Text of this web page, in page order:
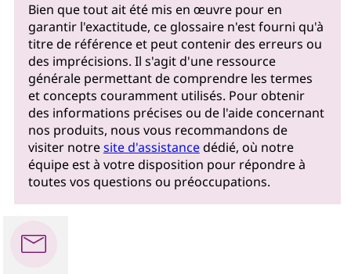
Bien que tout ait été mis en œuvre pour en
garantir l'exactitude, ce glossaire n'est fourni qu'à
titre de référence et peut contenir des erreurs ou
des imprécisions. Il s'agit d'une ressource
générale permettant de comprendre les termes
et concepts couramment utilisés. Pour obtenir
des informations précises ou de l'aide concernant
nos produits, nous vous recommandons de
visiter notresite d'assistancedédié, où notre
équipe est à votre disposition pour répondre à
toutes vos questions ou préoccupations.